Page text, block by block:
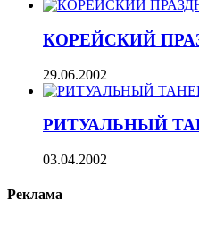
КОРЕЙСКИЙ
29.06.2002
РИТУАЛЬНЫЙ
03.04.2002
Реклама